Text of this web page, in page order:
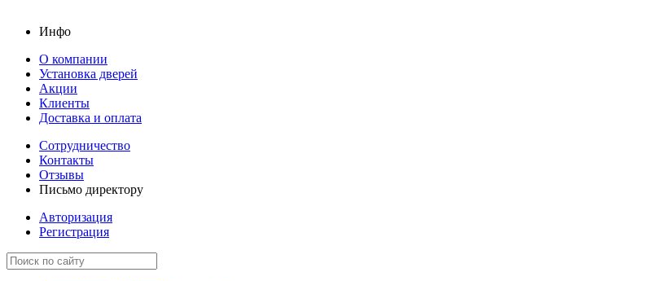
Инфо
О компании
Установка дверей
Акции
Клиенты
Доставка и оплата
Сотрудничество
Контакты
Отзывы
Письмо директору
Авторизация
Регистрация